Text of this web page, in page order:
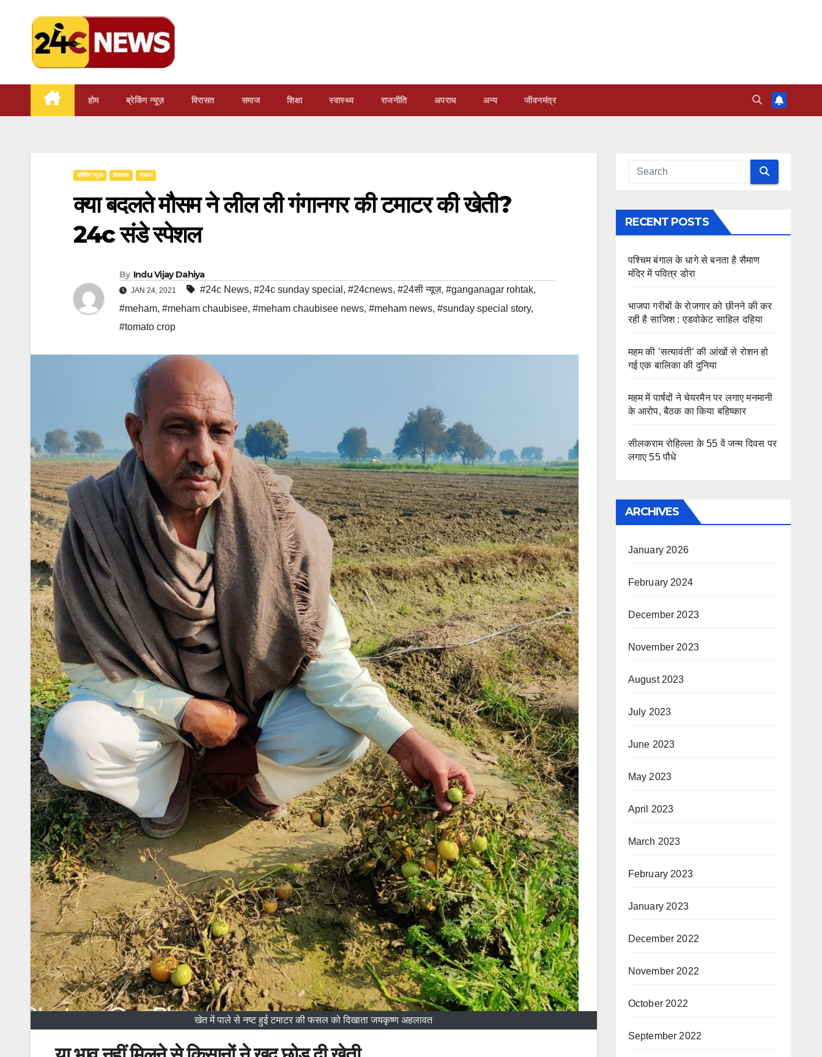
होम ब्रेकिंग न्यूज़ ‍‍विरासत समाज शिक्षा स्वास्थ्य राजनीति अपराध अन्य जीवनमंत्र
ब्रेकिंग न्यूज़ ‍‍विरासत समाज
क्या बदलते मौसम ने लील ली गंगानगर की टमाटर की खेती?
24c संडे स्पेशल
By Indu Vijay Dahiya
JAN 24, 2021 #24c News, #24c sunday special , #24cnews, #24सी न्यूज़, #ganganagar rohtak,
#meham, #meham chaubisee, #meham chaubisee news, #meham news, #sunday special story,
#tomato crop
खेत में पाले से नष्ट हुई टमाटर की फसल को दिखाता जयकृष्ण अहलावत
RECENT POSTS
पश्चिम बंगाल के धागे से बनता है सैमाण
मंदिर में पवित्र डोरा
भाजपा गरीबों के रोजगार को छीनने की कर
रही है साजिश : एडवोकेट साहिल दहिया
महम की ’सत्यावंती’ की आंखों से रोशन हो
गई एक बालिका की दुनिया
महम में पार्षदों ने चेयरमैन पर लगाए मनमानी
के आरोप, बैठक का किया बहिष्कार
सीलकराम रोहिल्ला के 55 वें जन्म दिवस पर
लगाए 55 पौधे
ARCHIVES
January 2026
February 2024
December 2023
November 2023
August 2023
July 2023
June 2023
May 2023
April 2023
March 2023
February 2023
January 2023
December 2022
November 2022
October 2022
September 2022